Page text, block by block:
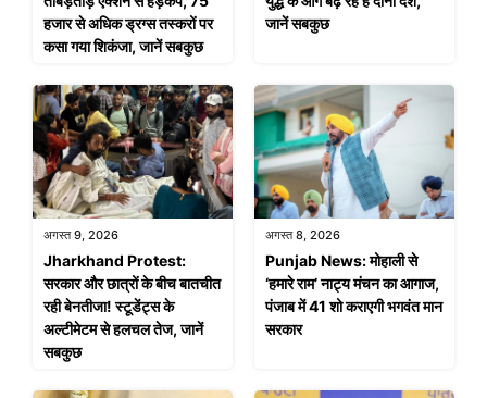
हजार से अधिक ड्रग्स तस्करों पर
कसा गया शिकंजा, जानें सबकुछ
जानें सबकुछ
अगस्त 9, 2026
Jharkhand Protest:
सरकार और छात्रों के बीच बातचीत
रही बेनतीजा! स्टूडेंट्स के
अल्टीमेटम से हलचल तेज, जानें
सबकुछ
अगस्त 8, 2026
Punjab News: मोहाली से
‘हमारे राम’ नाट्य मंचन का आगाज,
पंजाब में 41 शो कराएगी भगवंत मान
सरकार